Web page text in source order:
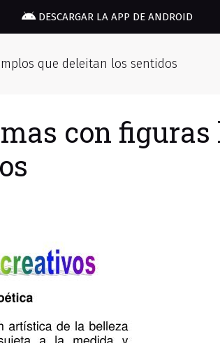
DESCARGAR LA APP DE ANDROID
que deleitan los sentidos
con